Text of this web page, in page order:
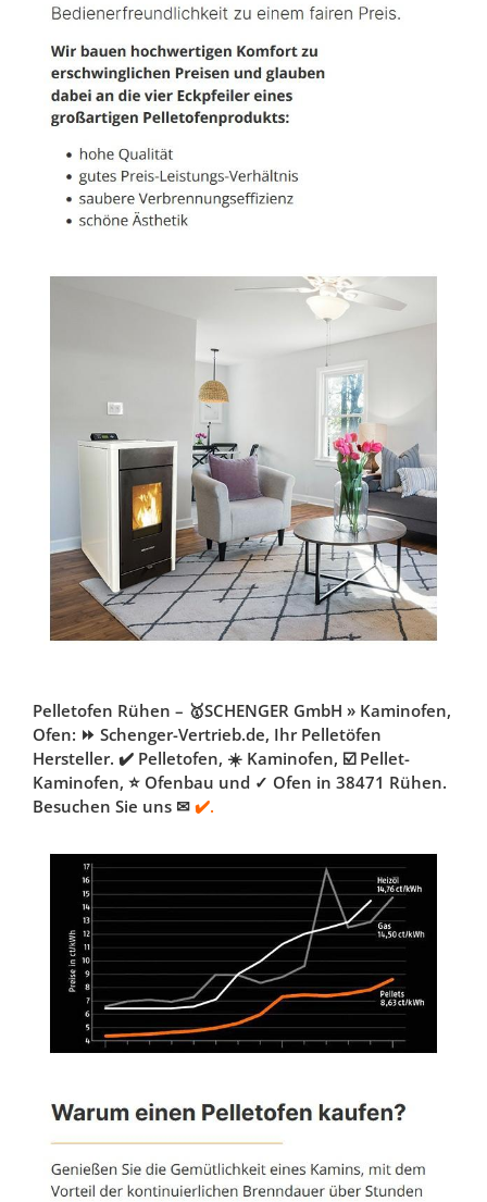
Pelletofen Rühen – 🥇SCHENGER GmbH » Kaminofen,
Ofen: ⏩ Schenger-Vertrieb.de, Ihr Pelletöfen
Hersteller. ✔️ Pelletofen, ☀️ Kaminofen, ☑️ Pellet-
Kaminofen, ⭐ Ofenbau und ✓ Ofen in 38471 Rühen.
Besuchen Sie uns ✉ ✔️.